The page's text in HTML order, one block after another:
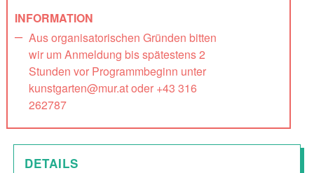
INFORMATION
Aus organisatorischen Gründen bitten
wir um Anmeldung bis spätestens 2
Stunden vor Programmbeginn unter
kunstgarten@mur.at oder +43 316
262787
DETAILS